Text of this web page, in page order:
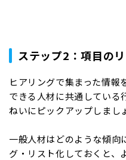
ステップ2：項目の
ヒアリングで集まった情報
できる人材に共通している
ねいにピックアップしまし
一般人材はどのような傾向
グ・リスト化しておくと、